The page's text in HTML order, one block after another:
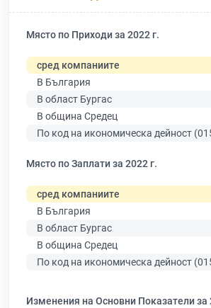
Място по Приходи за 2022 г.
сред компаниите
В България
В област Бургас
В община Средец
По код на икономическа дейност
Място по Заплати за 2022 г.
сред компаниите
В България
В област Бургас
В община Средец
По код на икономическа дейност
Изменения на Основни Показатели за